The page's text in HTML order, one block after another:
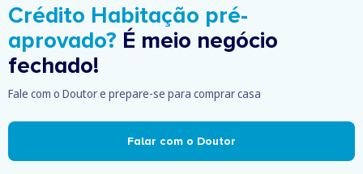
Crédito Habitação pré-
aprovado? É meio negócio
fechado!
Fale com o Doutor e prepare-se para comprar casa
Falar com o Doutor